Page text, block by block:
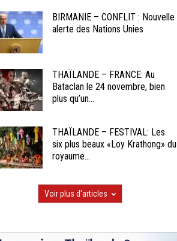
BIRMANIE – CONFLIT : Nouvelle
alerte des Nations Unies
THAÏLANDE – FRANCE: Au
Bataclan le 24 novembre, bien
plus qu’un...
THAÏLANDE – FESTIVAL: Les
six plus beaux «Loy Krathong» du
royaume...
Voir plus d'articles